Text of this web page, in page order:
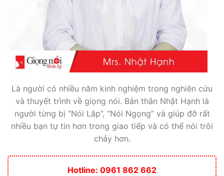
Là người có nhiều năm kinh nghiệm trong nghiên cứu
và thuyết trình về giọng nói. Bản thân Nhật Hạnh là
người từng bị “Nói Lắp”, “Nói Ngọng” và giúp đỡ rất
nhiều bạn tự tin hơn trong giao tiếp và có thể nói trôi
chảy hơn.
Hotline: 0961 862 662